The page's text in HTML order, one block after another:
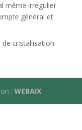
même irrégulier
général et
cristallisation
: WEBAIX